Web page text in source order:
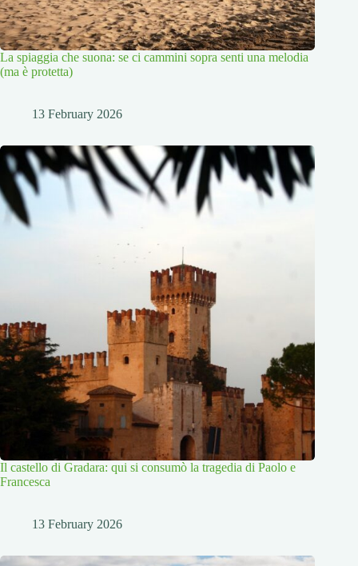
La spiaggia che suona: se ci cammini sopra senti una melodia
(ma è protetta)
13 February 2026
Il castello di Gradara: qui si consumò la tragedia di Paolo e
Francesca
13 February 2026